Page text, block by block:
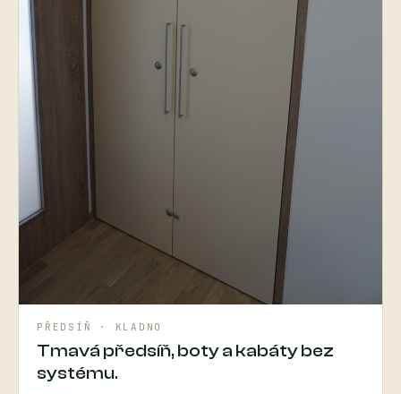
PŘEDSÍŇ · KLADNO
Tmavá předsíň, boty a kabáty bez
systému.